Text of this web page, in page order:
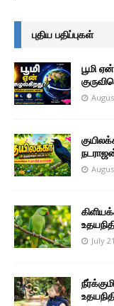
புதிய பதிப்புகள்
பூமி
July